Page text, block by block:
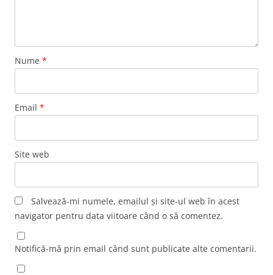
Nume *
Email *
Site web
Salvează-mi numele, emailul și site-ul web în acest
navigator pentru data viitoare când o să comentez.
Notifică-mă prin email când sunt publicate alte comentarii.